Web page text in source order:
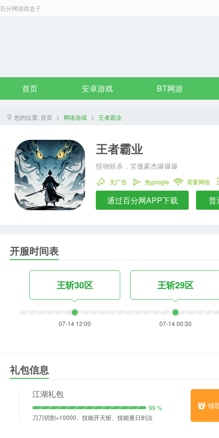
百分网游戏盒子
首页 安卓游戏 BT网游
您的位置:首页 > 网络游戏 > 王者霸业
王者霸业
怪物斩杀，笑傲豪杰爆爆爆
无广告 免google 需要网络
通过百分网APP下载 普
开服时间表
王斩30区
07-14 12:00
王斩29区
07-14 00:30
礼包信息
江湖礼包
99 %
刀刀切割+10000、技能开天斩、技能逐日剑法
领